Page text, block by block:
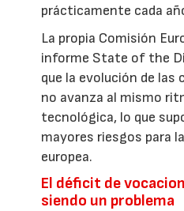
prácticamente cada
La propia Comisión
informe State of the
que la evolución de las
no avanza al mismo
tecnológica, lo que
mayores riesgos para
europea.
El déficit de
siendo un problema